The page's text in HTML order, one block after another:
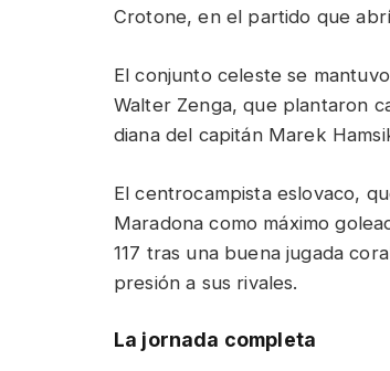
Crotone, en el partido que
El conjunto celeste se
Walter Zenga, que plantaron
diana del capitán Marek
El centrocampista eslovaco,
Maradona como máximo
117 tras una buena jugada
presión a sus rivales.
La jornada completa